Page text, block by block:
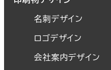
名刺デザイン
ロゴデザイン
会社案内デザイン